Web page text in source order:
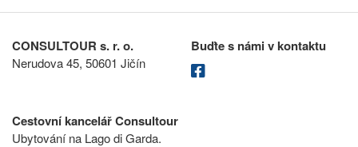
CONSULTOUR s. r. o.
Nerudova 45, 50601 Jičín
Buďte s námi v kontaktu
Cestovní kancelář Consultour
Ubytování na Lago di Garda.